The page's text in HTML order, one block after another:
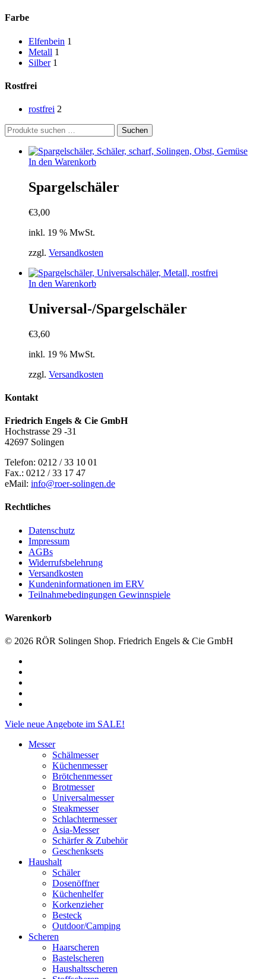
Farbe
Elfenbein 1
Metall 1
Silber 1
Rostfrei
rostfrei 2
Suchen
nach:
Suchen
In den Warenkorb
Spargelschäler
€3,00
inkl. 19 % MwSt.
zzgl. Versandkosten
In den Warenkorb
Universal-/Spargelschäler
€3,60
inkl. 19 % MwSt.
zzgl. Versandkosten
Kontakt
Friedrich Engels & Cie GmbH
Hochstrasse 29 -31
42697 Solingen
Telefon: 0212 / 33 10 01
Fax.: 0212 / 33 17 47
eMail: info@roer-solingen.de
Rechtliches
Datenschutz
Impressum
AGBs
Widerrufsbelehrung
Versandkosten
Kundeninformationen im ERV
Teilnahmebedingungen Gewinnspiele
Warenkorb
© 2026 RÖR Solingen Shop. Friedrich Engels & Cie GmbH
Close
Viele neue Angebote im SALE!
Messer
Schälmesser
Küchenmesser
Brötchenmesser
Brotmesser
Universalmesser
Steakmesser
Schlachtermesser
Asia-Messer
Schärfer & Zubehör
Geschenksets
Haushalt
Schäler
Dosenöffner
Küchenhelfer
Korkenzieher
Besteck
Outdoor/Camping
Scheren
Haarscheren
Bastelscheren
Haushaltsscheren